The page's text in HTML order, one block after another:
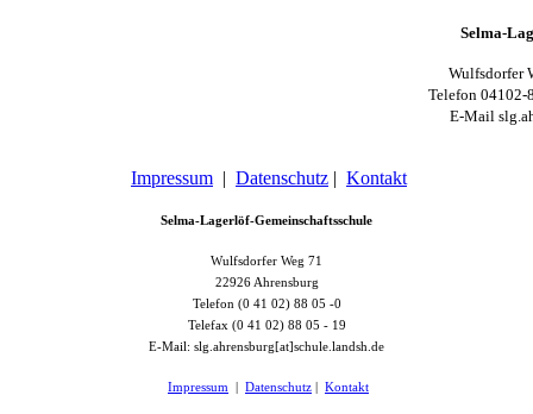
Selma-
Wulfsdorfer
Telefon 04102-
E-Mail
Impressum | Datenschutz | Kontakt
Selma-Lagerlöf-Gemeinschaftsschule
Wulfsdorfer Weg 71
22926 Ahrensburg
Telefon (0 41 02) 88 05 -0
Telefax (0 41 02) 88 05 - 19
E-Mail: slg.ahrensburg[at]schule.landsh.de
Impressum Datenschutz Kontakt